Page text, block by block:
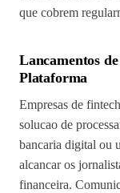
que cobrem
Lancamentos
Plataforma
Empresas de
solucao de
bancaria digital ou
alcancar os
financeira.